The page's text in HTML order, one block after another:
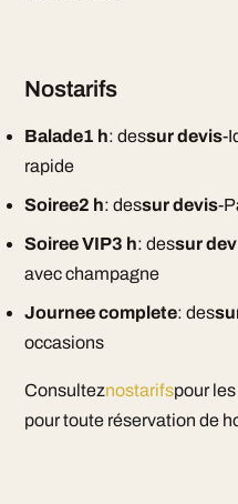
Nostarifs
Balade1 h: dessur devis-
rapide
Soiree2 h: dessur devis-
Soiree VIP3 h: dessur
avec champagne
Journee complete: des
occasions
Consulteznostarifspour
pour toute réservation de